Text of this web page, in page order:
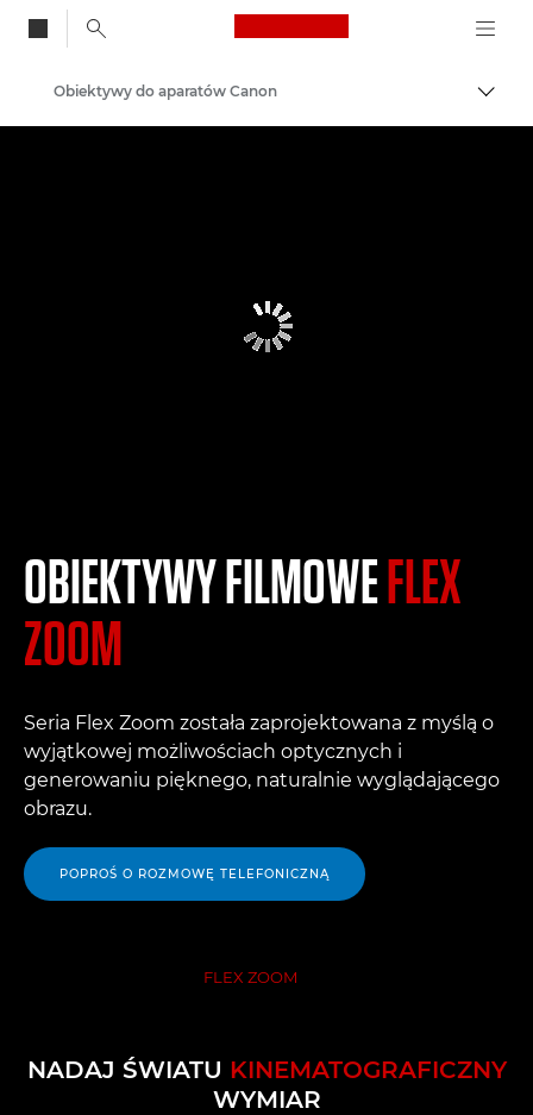
Canon Logo, back
Obiektywy do aparatów Canon
OBIEKTYWY FILMOWEFLEX
ZOOM
Seria Flex Zoom została zaprojektowana z myślą o
wyjątkowej możliwościach optycznych i
generowaniu pięknego, naturalnie wyglądającego
obrazu.
POPROŚ O ROZMOWĘ TELEFONICZNĄ
FLEX ZOOM
NADAJ ŚWIATU KINEMATOGRAFICZNY
WYMIAR